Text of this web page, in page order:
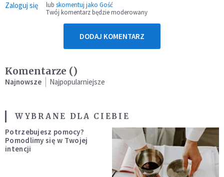
Zaloguj się lub skomentuj jako Gość
Twój komentarz będzie moderowany
DODAJ KOMENTARZ
Komentarze ()
Najnowsze Najpopularniejsze
WYBRANE DLA CIEBIE
Potrzebujesz pomocy?
Pomodlimy się w Twojej
intencji